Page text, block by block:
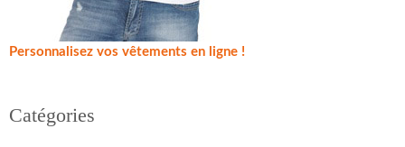
Personnalisez vos vêtements en ligne !
Catégories